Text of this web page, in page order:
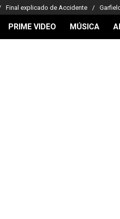
Final explicado de Accidente
PRIME VIDEO MÚSICA